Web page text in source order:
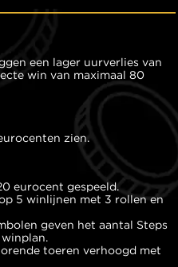
een lager uurverlies van
win van maximaal 80
zien.
eurocent gespeeld.
5 winlijnen met 3 rollen en
geven het aantal Steps
toeren verhoogd met